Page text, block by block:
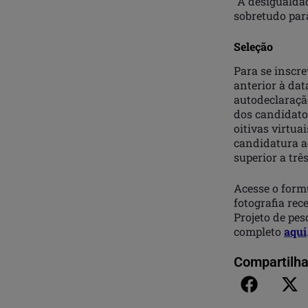
sobretudo
Seleção
Para se
anterior à
dos
oitivas
candidatura
superior a três
Acesse o
fotografia
Projeto de
completo aqui